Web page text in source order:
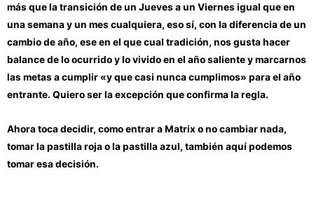
más que la transición de un Jueves a un Viernes igual que en
una semana y un mes cualquiera, eso sí, con la diferencia de un
cambio de año, ese en el que cual tradición, nos gusta hacer
balance de lo ocurrido y lo vivido en el año saliente y marcarnos
las metas a cumplir «y que casi nunca cumplimos» para el año
entrante. Quiero ser la excepción que confirma la regla.
Ahora toca decidir, como entrar a Matrix o no cambiar nada,
tomar la pastilla roja o la pastilla azul, también aquí podemos
tomar esa decisión.